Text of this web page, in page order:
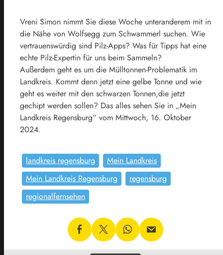
Vreni Simon nimmt Sie diese Woche unteranderem mit in
die Nähe von Wolfsegg zum Schwammerl suchen. Wie
vertrauenswürdig sind Pilz-Apps? Was für Tipps hat eine
echte Pilz-Expertin für uns beim Sammeln?
Außerdem geht es um die Mülltonnen-Problematik im
Landkreis. Kommt denn jetzt eine gelbe Tonne und wie
geht es weiter mit den schwarzen Tonnen,die jetzt
gechipt werden sollen? Das alles sehen Sie in „Mein
Landkreis Regensburg“ vom Mittwoch, 16. Oktober
2024.
landkreis regensburg
Mein Landkreis
Mein Landkreis Regensburg
regensburg
regionalfernsehen